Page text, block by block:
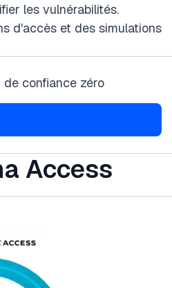
les vulnérabilités.
d'accès et des simulations
confiance zéro
Access